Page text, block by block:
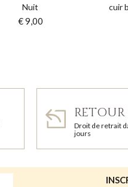
Nuit
€ 9,00
cuir
Droit de retrait
jours